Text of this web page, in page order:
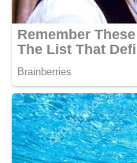
Paenibacillus yang
sarang lebah.
menjangkiti satu
lebah madu di AS.
Penternak terpaksa
terjejas selain